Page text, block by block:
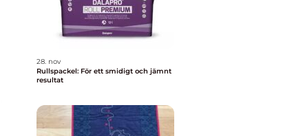
28. nov
Rullspackel: För ett smidigt och jämnt
resultat